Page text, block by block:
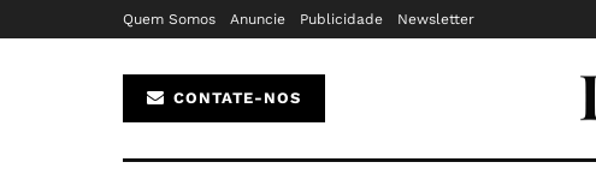
Quem Somos Anuncie Publicidade Newsletter
CONTATE-NOS